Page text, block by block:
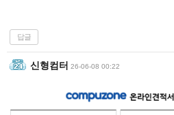
답글
신형컴터 26-06-08 00:22